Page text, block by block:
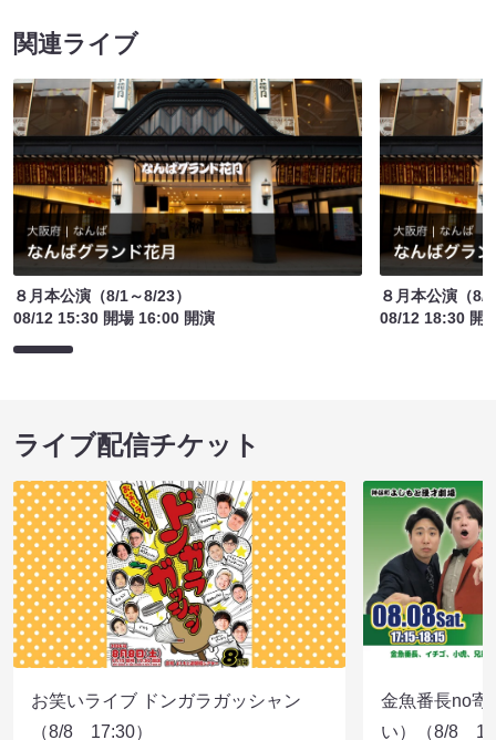
関連ライブ
８月本公演（8/1～8/23）
08/12 15:30 開場 16:00 開演
８月本公演（8/
08/12 18:30 開
ライブ配信チケット
お笑いライブ ドンガラガッシャン
（8/8 17:30）
金魚番長no寄
い）（8/8